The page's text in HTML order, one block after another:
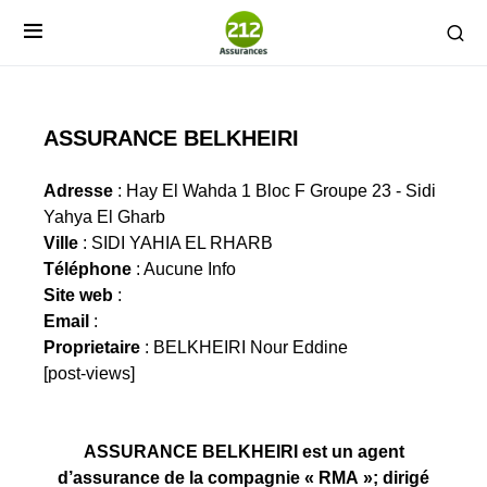
ASSURANCE BELKHEIRI
Adresse : Hay El Wahda 1 Bloc F Groupe 23 - Sidi
Yahya El Gharb
Ville : SIDI YAHIA EL RHARB
Téléphone : Aucune Info
Site web :
Email :
Proprietaire : BELKHEIRI Nour Eddine
[post-views]
ASSURANCE BELKHEIRI est un agent
d’assurance de la compagnie « RMA »; dirigé